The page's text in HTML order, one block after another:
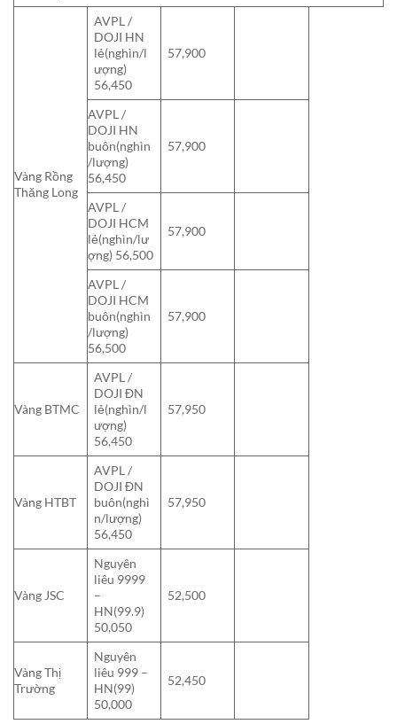
Vàng Rồng
Thăng Long
AVPL /
DOJI HN
lẻ(nghìn/l
ượng)
56,450
57,900
AVPL /
DOJI HN
buôn(nghìn
/lượng)
56,450
57,900
AVPL /
DOJI HCM
lẻ(nghìn/lư
ợng) 56,500
57,900
AVPL /
DOJI HCM
buôn(nghìn
/lượng)
56,500
57,900
Vàng BTMC
AVPL /
DOJI ĐN
lẻ(nghìn/l
ượng)
56,450
57,950
Vàng HTBT
AVPL /
DOJI ĐN
buôn(nghì
n/lượng)
56,450
57,950
Vàng JSC
Nguyên
liêu 9999
–
HN(99.9)
50,050
52,500
Vàng Thị
Trường
Nguyên
liêu 999 –
HN(99)
50,000
52,450